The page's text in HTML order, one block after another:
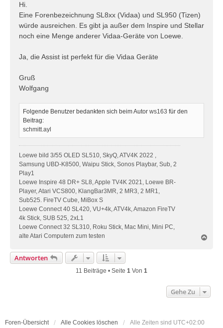
t
a
g
Hi.
Eine Forenbezeichnung SL8xx (Vidaa) und SL950 (Tizen)
würde ausreichen. Es gibt ja außer dem Inspire und Stellar
noch eine Menge anderer Vidaa-Geräte von Loewe.
Ja, die Assist ist perfekt für die Vidaa Geräte
Gruß
Wolfgang
Folgende Benutzer bedankten sich beim Autor ws163 für den
Beitrag:
schmitt.ayl
Loewe bild 3/55 OLED SL510, SkyQ, ATV4K 2022 ,
Samsung UBD-K8500, Waipu Stick, Sonos Playbar, Sub, 2
Play1
Loewe Inspire 48 DR+ SL8, Apple TV4K 2021, Loewe BR-
Player, Atari VCS800, KlangBar3MR, 2 MR3, 2 MR1,
Sub525. FireTV Cube, MiBox S
Loewe Connect 40 SL420, VU+4k, ATV4k, Amazon FireTV
4k Stick, SUB 525, 2xL1
Loewe Connect 32 SL310, Roku Stick, Mac Mini, Mini PC,
alte Atari Computern zum testen
e
Antworten
11 Beiträge • Seite 1 Von 1
Gehe Zu
Foren-Übersicht Alle Cookies löschen Alle Zeiten sind UTC+02:00